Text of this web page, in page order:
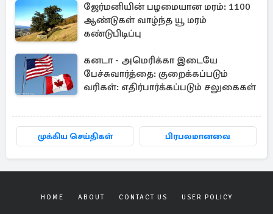
ஜேர்மனியின் பழமையான மரம்: 1100
ஆண்டுகள் வாழ்ந்த யூ மரம்
கண்டுபிடிப்பு
கனடா - அமெரிக்கா இடையே
பேச்சுவார்த்தை: குறைக்கப்படும்
வரிகள்: எதிர்பார்க்கப்படும் சலுகைகள்
முக்கிய செய்திகள் பிரபலமானவை
HOME ABOUT CONTACT US USER POLICY